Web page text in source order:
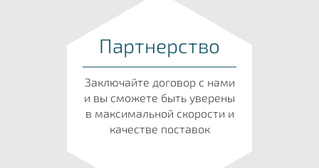
Партнерство
Заключайте договор с нами
и вы сможете быть уверены
в максимальной скорости и
качестве поставок